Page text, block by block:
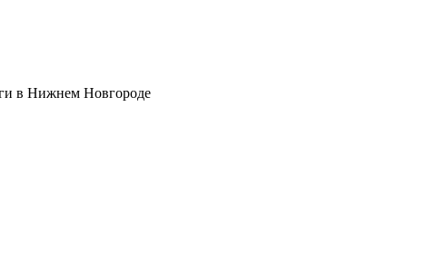
в Нижнем Новгороде